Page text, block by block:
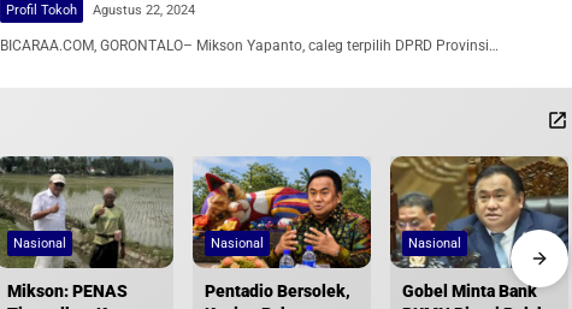
Profil Tokoh Agustus 22, 2024
BICARAA.COM, GORONTALO– Mikson Yapanto, caleg terpilih DPRD Provinsi…
Nasional
Mikson: PENAS
Nasional
Pentadio Bersolek,
Nasional
Gobel Minta Bank